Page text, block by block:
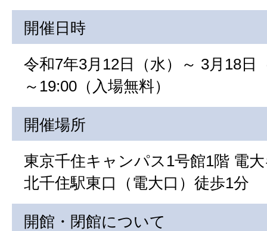
開催日時
令和7年3月12日（水）～ 3月18日
～19:00（入場無料）
開催場所
東京千住キャンパス1号館1階 電
北千住駅東口（電大口）徒歩1分
開館・閉館について